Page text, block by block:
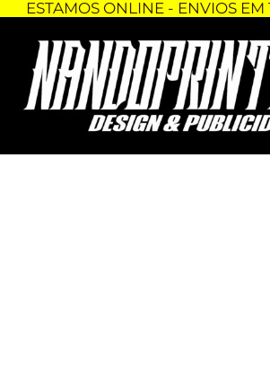
Skip
content
ESTAMOS ONLINE - ENVIOS EM
Quantidade
de
DECORAÇÃO
3D
-
FRIENDS